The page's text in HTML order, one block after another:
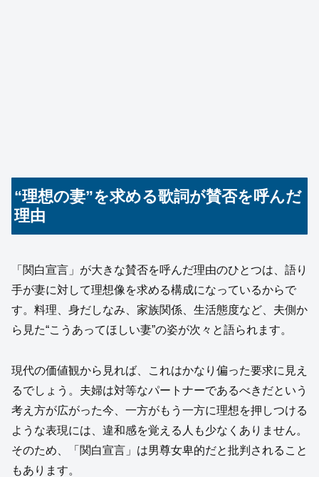
“理想の妻”を求める歌詞が賛否を呼んだ
理由
「関白宣言」が大きな賛否を呼んだ理由のひとつは、語り
手が妻に対して理想像を求める構成になっているからで
す。料理、身だしなみ、家族関係、生活態度など、夫側か
ら見た“こうあってほしい妻”の姿が次々と語られます。
現代の価値観から見れば、これはかなり偏った要求に見え
るでしょう。夫婦は対等なパートナーであるべきだという
考え方が広がった今、一方がもう一方に理想を押しつける
ような表現には、違和感を覚える人も少なくありません。
そのため、「関白宣言」は男尊女卑的だと批判されること
もあります。